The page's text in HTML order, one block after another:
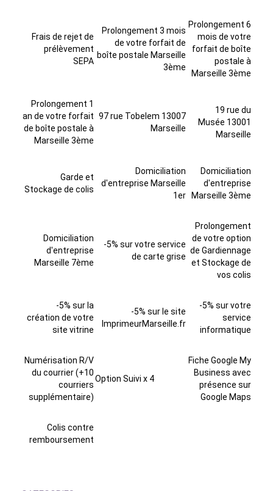
Frais de rejet de
prélèvement
SEPA
Prolongement 3 mois
de votre forfait de
boîte postale Marseille
3ème
Prolongement 6
mois de votre
forfait de boîte
postale à
Marseille 3ème
Prolongement 1
an de votre forfait
de boîte postale à
Marseille 3ème
97 rue Tobelem 13007
Marseille
19 rue du
Musée 13001
Marseille
Garde et
Stockage de colis
Domiciliation
d'entreprise Marseille
1er
Domiciliation
d'entreprise
Marseille 3ème
Domiciliation
d'entreprise
Marseille 7ème
-5% sur votre service
de carte grise
Prolongement
de votre option
de Gardiennage
et Stockage de
vos colis
-5% sur la
création de votre
site vitrine
-5% sur le site
ImprimeurMarseille.fr
-5% sur votre
service
informatique
Numérisation R/V
du courrier (+10
courriers
supplémentaire)
Option Suivi x 4
Fiche Google My
Business avec
présence sur
Google Maps
Colis contre
remboursement